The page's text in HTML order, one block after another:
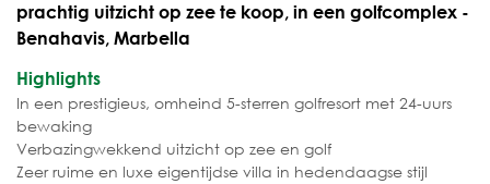
prachtig uitzicht op zee te koop, in een golfcomplex -
Benahavis, Marbella
Highlights
In een prestigieus, omheind 5-sterren golfresort met 24-uurs
bewaking
Verbazingwekkend uitzicht op zee en golf
Zeer ruime en luxe eigentijdse villa in hedendaagse stijl